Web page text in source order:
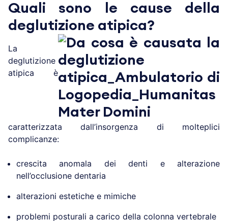
Quali sono le cause della
deglutizione atipica?
La
deglutizione
atipica è
caratterizzata dall’insorgenza di molteplici
complicanze:
crescita anomala dei denti e alterazione
nell’occlusione dentaria
alterazioni estetiche e mimiche
problemi posturali a carico della colonna vertebrale